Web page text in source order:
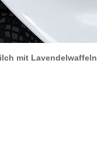
mit Lavendelwaffeln